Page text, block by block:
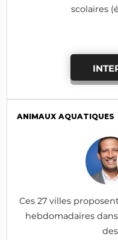
scolaires
ANIMAUX AQUATIQUES
Ces 27 villes
hebdomadaires